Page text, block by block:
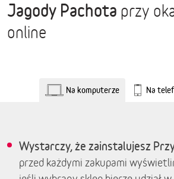
Jagody Pachota przy
online
Na komputerze Na
Wystarczy, że zainstalujesz
przed każdymi zakupami